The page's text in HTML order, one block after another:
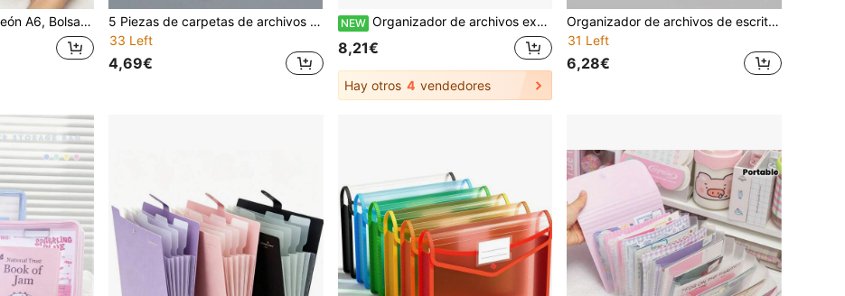
para Almacenamiento Fácil de Documentos, Carpeta de Clasificación Multicapa con Etiquetas, Bolsa para Archivo de Facturas
5 Piezas de carpetas de archivos de polipropileno transparente tamaño A4, equipadas con cierre a presión y diseño de etiqueta, adecuadas para la organización de archivos a prueba de agua, apropiadas para estudiantes y uso de oficina, carpetas de archivos escolares
33 Left
4,69€
NEW Organizador de archivos expandible A4, carpeta acordeón de 13 bolsillos, material PP duradero de gran capacidad, disponible en múltiples colores, textura mate semitransparente con degradado rosa-púrpura, solapa delantera con relieve en inglés "STORAGE", equipada con diseño de cierre de botón a presión, decorada con citas en inglés de colores claros, estilo fresco y elegante. La parte superior cuenta con una correa de transporte integrada para transportar documentos de manera conveniente, ampliamente utilizada por estudiantes para almacenar exámenes y trabajadores de oficina para organizar recibos/contratos de oficina y otros materiales, el diseño de múltiples compartimentos permite el almacenamiento clasificado de documentos.
8,21€
Hay otros 4 vendedores
Organizador de archivos de escritorio vertical A4 de gran capacidad con 13 bolsillos, carpeta acordeón expandible para documentos, exámenes y archivos, almacenamiento multicapa
31 Left
6,28€